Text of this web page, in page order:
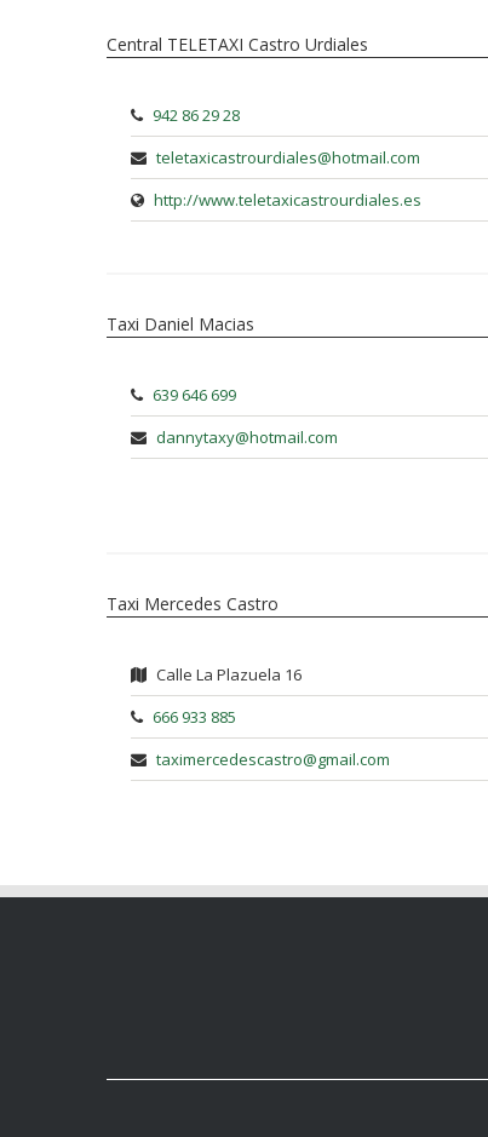
Central TELETAXI Castro Urdiales
942 86 29 28
teletaxicastrourdiales@hotmail.com
http://www.teletaxicastrourdiales.es
Taxi Daniel Macias
639 646 699
dannytaxy@hotmail.com
Taxi Mercedes Castro
Calle La Plazuela 16
666 933 885
taximercedescastro@gmail.com